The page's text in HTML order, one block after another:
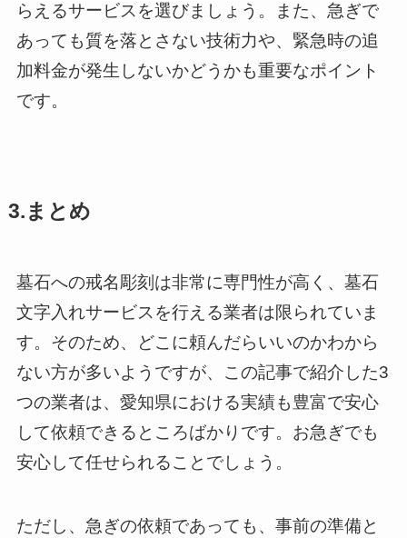
らえるサービスを選びましょう。また、急ぎで
あっても質を落とさない技術力や、緊急時の追
加料金が発生しないかどうかも重要なポイント
です。
3.まとめ
墓石への戒名彫刻は非常に専門性が高く、墓石
文字入れサービスを行える業者は限られていま
す。そのため、どこに頼んだらいいのかわから
ない方が多いようですが、この記事で紹介した3
つの業者は、愛知県における実績も豊富で安心
して依頼できるところばかりです。お急ぎでも
安心して任せられることでしょう。
ただし、急ぎの依頼であっても、事前の準備と